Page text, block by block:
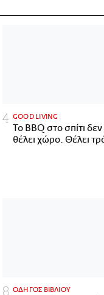
GOOD LIVING
Το BBQ στο σπίτι δεν
θέλει χώρο. Θέλει
ΟΔΗΓΟΣ ΒΙΒΛΙΟΥ